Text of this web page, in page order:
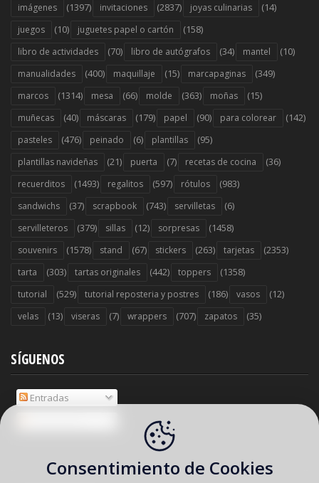
imágenes (1397) invitaciones (2837) joyas culinarias (14)
juegos (10) juguetes papel o cartón (158)
libro de actividades (70) libro de autógrafos (34) mantel (10)
manualidades (400) maquillaje (15) marcapaginas (349)
marcos (1314) mesa (66) molde (363) moñas (15)
muñecas (40) máscaras (179) papel (90) para colorear (142)
pasteles (476) peinado (6) plantillas (95)
plantillas navideñas (21) puerta (7) recetas de cocina (36)
recuerditos (1493) regalitos (597) rótulos (983)
sandwichs (37) scrapbook (743) servilletas (6)
servilleteros (379) sillas (12) sorpresas (1458)
souvenirs (1578) stand (67) stickers (263) tarjetas (2353)
tarta (303) tartas originales (442) toppers (1358)
tutorial (529) tutorial reposteria y postres (186) vasos (12)
velas (13) viseras (7) wrappers (707) zapatos (35)
SÍGUENOS
Entradas
Consentimiento de Cookies